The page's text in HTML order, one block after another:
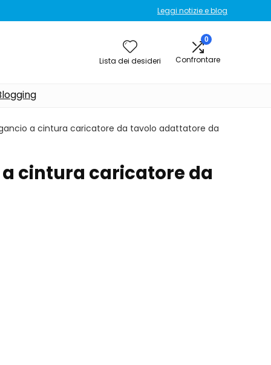
Leggi notizie e blog
Lista dei desideri
0
Confrontare
a cintura caricatore da tavolo adattatore da
a cintura caricatore da